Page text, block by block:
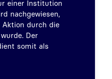
einer Institution
nachgewiesen,
durch die
Der
somit als